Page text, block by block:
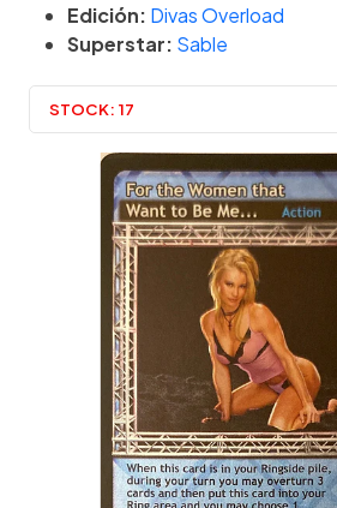
Edición: Divas Overload
Superstar: Sable
STOCK: 17